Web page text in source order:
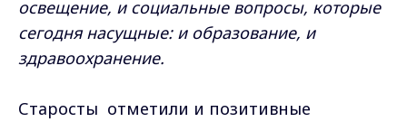
освещение, и социальные вопросы, которые
сегодня насущные: и образование, и
здравоохранение.
Старосты отметили и позитивные